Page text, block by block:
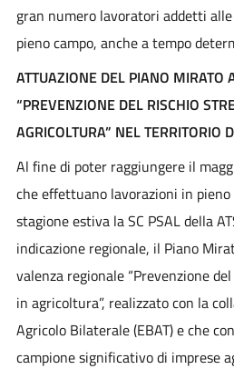
gran numero lavoratori addetti
pieno campo, anche a tempo
ATTUAZIONE DEL PIANO MIRATO
“PREVENZIONE DEL RISCHIO
AGRICOLTURA” NEL TERRITORIO
Al fine di poter raggiungere il
che effettuano lavorazioni in
stagione estiva la SC PSAL della
indicazione regionale, il Piano
valenza regionale “Prevenzione
in agricoltura”, realizzato con la
Agricolo Bilaterale (EBAT) e che
campione significativo di imprese